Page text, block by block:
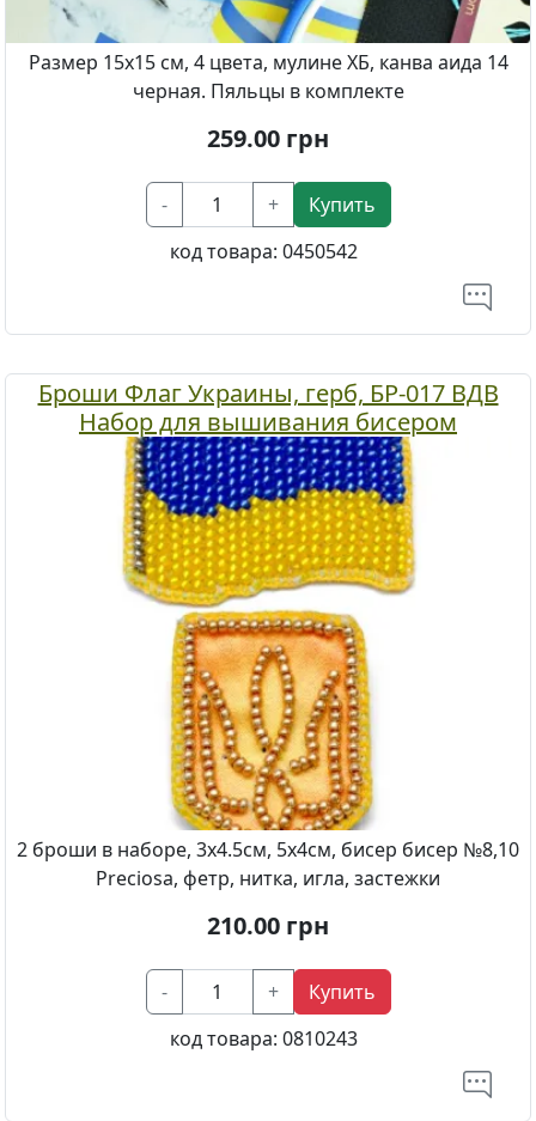
Размер 15х15 см, 4 цвета, мулине ХБ, канва аида 14
черная. Пяльцы в комплекте
259.00 грн
- +
Купить
код товара: 0450542
Броши Флаг Украины, герб, БР-017 ВДВ
Набор для вышивания бисером
2 броши в наборе, 3х4.5см, 5х4см, бисер бисер №8,10
Preciosa, фетр, нитка, игла, застежки
210.00 грн
- +
Купить
код товара: 0810243